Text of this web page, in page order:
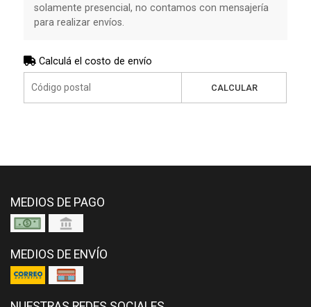
solamente presencial, no contamos con mensajería
para realizar envíos.
Calculá el costo de envío
CALCULAR
MEDIOS DE PAGO
MEDIOS DE ENVÍO